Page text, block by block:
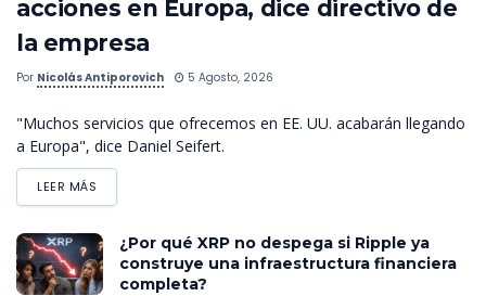
acciones en Europa, dice directivo de
la empresa
Por Nicolás Antiporovich 5 Agosto, 2026
"Muchos servicios que ofrecemos en EE. UU. acabarán llegando
a Europa", dice Daniel Seifert.
LEER MÁS
¿Por qué XRP no despega si Ripple ya
construye una infraestructura financiera
completa?